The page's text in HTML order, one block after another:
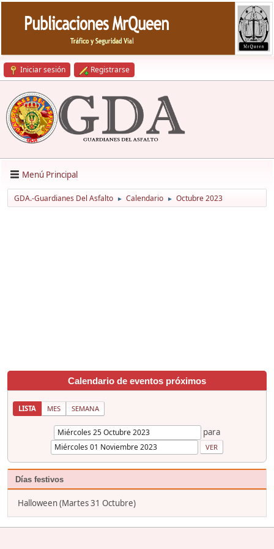
Iniciar sesión Registrarse
Menú Principal
GDA.-Guardianes Del Asfalto ► Calendario ► Octubre 2023
Calendario de eventos próximos
LISTA MES SEMANA
para
Días festivos
Halloween (Martes 31 Octubre)